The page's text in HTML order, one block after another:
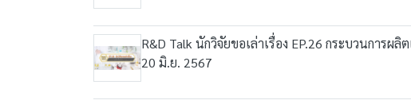
R&D Talk นักวิจัยขอเล่าเรื่อง EP.26 กระบวนการผลิ
20 มิ.ย. 2567